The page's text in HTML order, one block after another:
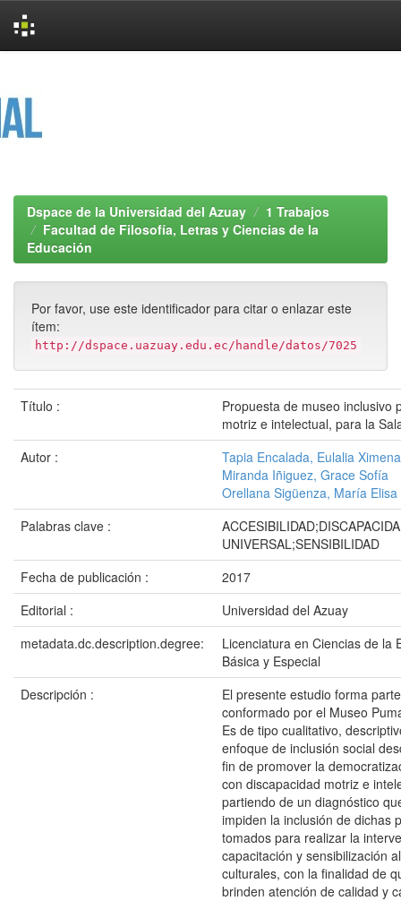
Dspace de la Universidad del Azuay
1 Trabajos
Facultad de Filosofía, Letras y Ciencias de la
Educación
Por favor, use este identificador para citar o enlazar este
ítem:
http://dspace.uazuay.edu.ec/handle/datos/7025
Título :
Propuesta de museo inclusivo
motriz e intelectual, para la
Autor :
Tapia Encalada, Eulalia Ximena
Miranda Iñiguez, Grace Sofía
Orellana Sigüenza, María Elisa
Palabras clave :
UNIVERSAL;SENSIBILIDAD
Fecha de publicación :
2017
Editorial :
Universidad del Azuay
metadata.dc.description.degree:
Licenciatura en Ciencias de la
Básica y Especial
Descripción :
El presente estudio forma
conformado por el Museo
Es de tipo cualitativo,
enfoque de inclusión social
fin de promover la
con discapacidad motriz e
partiendo de un diagnóstico
impiden la inclusión de dichas
tomados para realizar la
capacitación y sensibilización
culturales, con la finalidad de
brinden atención de calidad y